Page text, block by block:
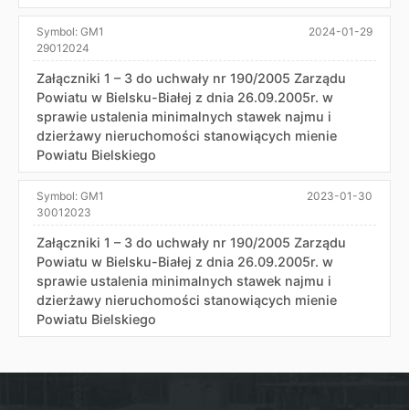
Symbol: GM1
29012024
2024-01-29
Załączniki 1 – 3 do uchwały nr 190/2005 Zarządu
Powiatu w Bielsku-Białej z dnia 26.09.2005r. w
sprawie ustalenia minimalnych stawek najmu i
dzierżawy nieruchomości stanowiących mienie
Powiatu Bielskiego
Symbol: GM1
30012023
2023-01-30
Załączniki 1 – 3 do uchwały nr 190/2005 Zarządu
Powiatu w Bielsku-Białej z dnia 26.09.2005r. w
sprawie ustalenia minimalnych stawek najmu i
dzierżawy nieruchomości stanowiących mienie
Powiatu Bielskiego